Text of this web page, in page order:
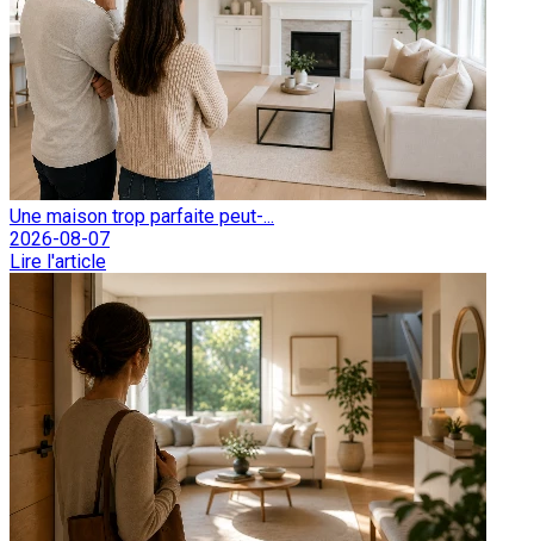
Une maison trop parfaite peut-...
2026-08-07
Lire l'article